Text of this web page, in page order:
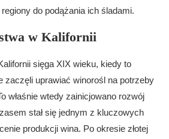
do podążania ich śladami.
w Kalifornii
sięga XIX wieku, kiedy to
zaczęli uprawiać winorośl na potrzeby
właśnie wtedy zainicjowano rozwój
stał się jednym z kluczowych
produkcji wina. Po okresie złotej